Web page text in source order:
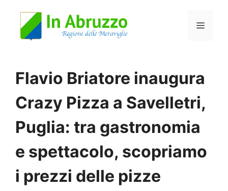
Menu
Flavio Briatore inaugura
Crazy Pizza a Savelletri,
Puglia: tra gastronomia
e spettacolo, scopriamo
i prezzi delle pizze